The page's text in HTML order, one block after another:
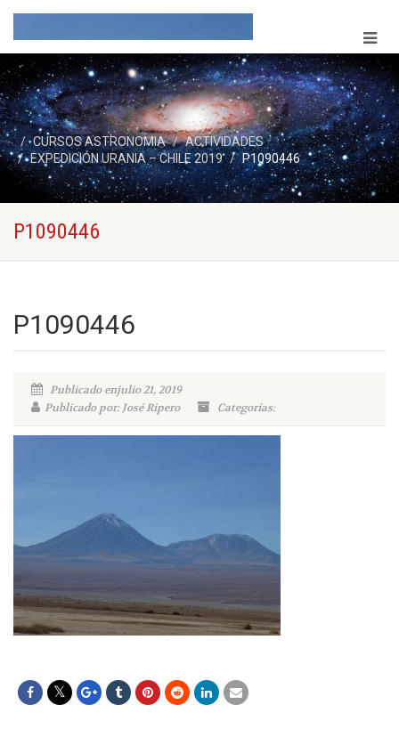
CURSOS ASTRONOMIA
ACTIVIDADES
EXPEDICIÓN URANIA – CHILE 2019
P1090446
P1090446
P1090446
Publicado enjulio 21, 2019
Publicado por: José Ripero
Categorías: